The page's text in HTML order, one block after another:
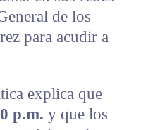
de los
para acudir a
explica que
p.m. y que los